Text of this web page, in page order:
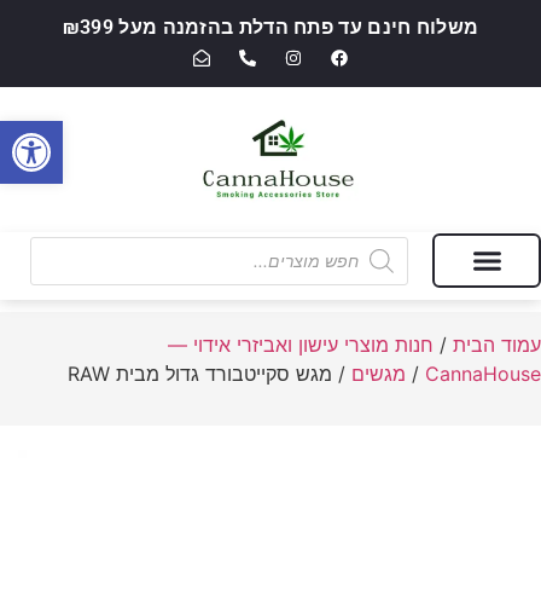
משלוח חינם עד פתח הדלת בהזמנה מעל ₪399
עמוד הבית / חנות מוצרי עישון ואביזרי אידוי —
CannaHouse
/ מגשים / מגש סקייטבורד גדול מבית RAW
פתח